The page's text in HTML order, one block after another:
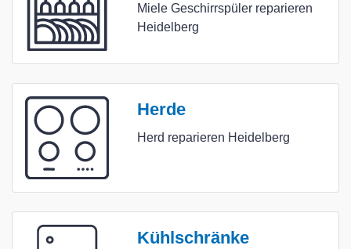
Miele Geschirrspüler reparieren
Heidelberg
Herde
Herd reparieren Heidelberg
Kühlschränke